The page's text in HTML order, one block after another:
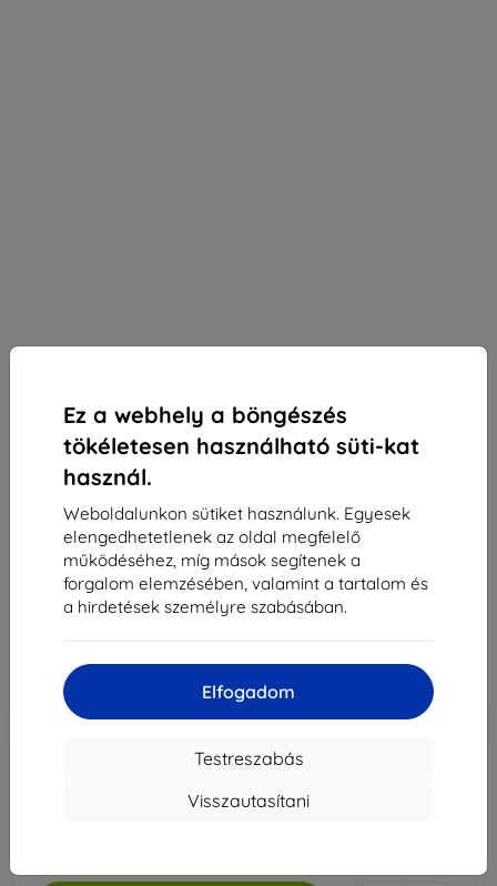
Ez a webhely a böngészés
tökéletesen használható süti-kat
használ.
Weboldalunkon sütiket használunk. Egyesek
elengedhetetlenek az oldal megfelelő
működéséhez, míg mások segítenek a
forgalom elemzésében, valamint a tartalom és
a hirdetések személyre szabásában.
Elfogadom
Testreszabás
Visszautasítani
Samsung ECB-DU4AWE microUSB adatkábel 1m
fehér (Bulk) (11636)
Alkalmas: Uni
Leírás és specifikáció
2 890 Ft
2 601 Ft
Ár ÁFA nelkül2 048 Ft
-10% Kedvezmény kuponnalEXTRA10 Kosárba
Raktáron > 5 darab